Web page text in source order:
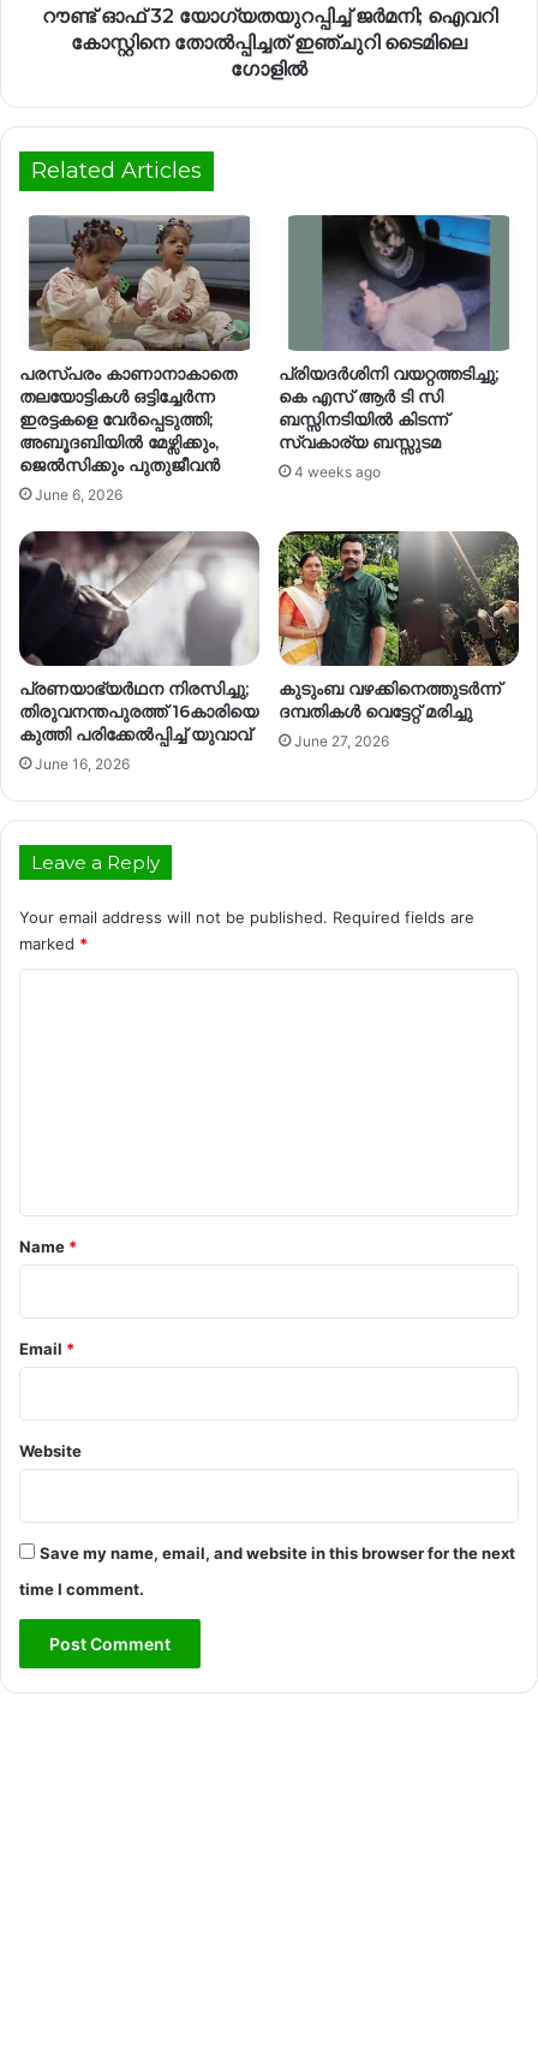
റൗണ്ട് ഓഫ് 32 യോഗ്യതയുറപ്പിച്ച് ജർമനി; ഐവറി
കോസ്റ്റിനെ തോൽപ്പിച്ചത് ഇഞ്ചുറി ടൈമിലെ
ഗോളിൽ
Related Articles
പരസ്പരം കാണാനാകാതെ
തലയോട്ടികൾ ഒട്ടിച്ചേർന്ന
ഇരട്ടകളെ വേർപ്പെടുത്തി;
അബൂദബിയിൽ മേഴ്സിക്കും,
ജെൽസിക്കും പുതുജീവൻ
June 6, 2026
പ്രിയദര്‍ശിനി വയറ്റത്തടിച്ചു;
കെ എസ് ആര്‍ ടി സി
ബസ്സിനടിയില്‍ കിടന്ന്
സ്വകാര്യ ബസ്സുടമ
4 weeks ago
പ്രണയാഭ്യർഥന നിരസിച്ചു;
തിരുവനന്തപുരത്ത് 16കാരിയെ
കുത്തി പരിക്കേൽപ്പിച്ച് യുവാവ്
June 16, 2026
കുടുംബ വഴക്കിനെത്തുടർന്ന്
ദമ്പതികൾ വെട്ടേറ്റ് മരിച്ചു
June 27, 2026
Leave a Reply
Your email address will not be published. Required fields are
marked *
*
Name *
Email *
Website
Save my name, email, and website in this browser for the next
time I comment.